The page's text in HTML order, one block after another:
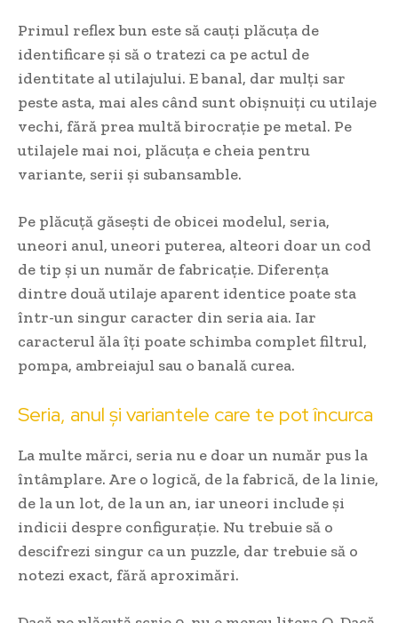
Primul reflex bun este să cauți plăcuța de
identificare și să o tratezi ca pe actul de
identitate al utilajului. E banal, dar mulți sar
peste asta, mai ales când sunt obișnuiți cu utilaje
vechi, fără prea multă birocrație pe metal. Pe
utilajele mai noi, plăcuța e cheia pentru
variante, serii și subansamble.
Pe plăcuță găsești de obicei modelul, seria,
uneori anul, uneori puterea, alteori doar un cod
de tip și un număr de fabricație. Diferența
dintre două utilaje aparent identice poate sta
într-un singur caracter din seria aia. Iar
caracterul ăla îți poate schimba complet filtrul,
pompa, ambreiajul sau o banală curea.
Seria, anul și variantele care te pot încurca
La multe mărci, seria nu e doar un număr pus la
întâmplare. Are o logică, de la fabrică, de la linie,
de la un lot, de la un an, iar uneori include și
indicii despre configurație. Nu trebuie să o
descifrezi singur ca un puzzle, dar trebuie să o
notezi exact, fără aproximări.